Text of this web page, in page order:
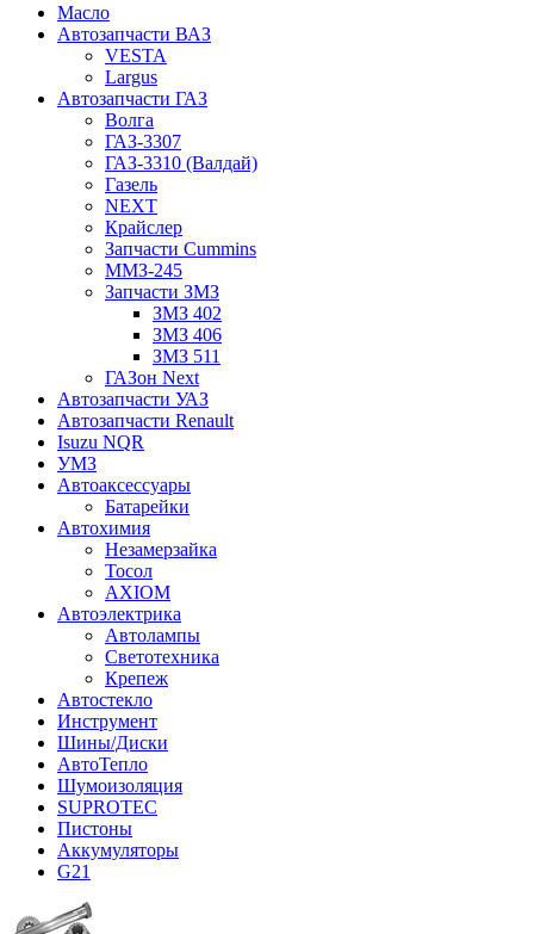
Масло
Автозапчасти ВАЗ
VESTA
Largus
Автозапчасти ГАЗ
Волга
ГАЗ-3307
ГАЗ-3310 (Валдай)
Газель
NEXT
Крайслер
Запчасти Cummins
ММЗ-245
Запчасти ЗМЗ
ЗМЗ 402
ЗМЗ 406
ЗМЗ 511
ГАЗон Next
Автозапчасти УАЗ
Автозапчасти Renault
Isuzu NQR
УМЗ
Автоаксессуары
Батарейки
Автохимия
Незамерзайка
Тосол
AXIOM
Автоэлектрика
Автолампы
Светотехника
Крепеж
Автостекло
Инструмент
Шины/Диски
АвтоТепло
Шумоизоляция
SUPROTEC
Пистоны
Аккумуляторы
G21